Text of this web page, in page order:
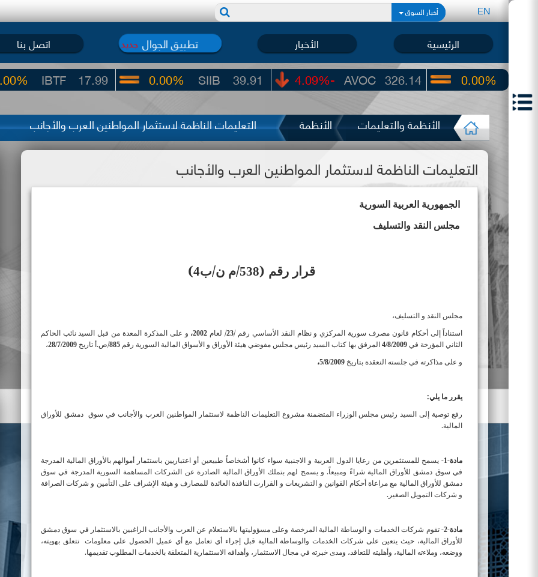
EN أخبار السوق
الرئيسية الأخبار تطبيق الجوال جديد اتصل بنا
17.99 39.91
SIIB
0.00% 326.14
AVOC
-4.09% 22.65
UIC
0.00%
الأنظمة والتعليمات الأنظمة التعليمات الناظمة لاستثمار المواطنين العرب والأجانب
التعليمات الناظمة لاستثمار المواطنين العرب والأجانب
الجمهورية العربية السورية
مجلس النقد والتسليف
قرار رقم (538/م ن/ب4
)
مجلس النقد و التسليف،
استناداً إلى أحكام قانون مصرف سورية المركزي و نظام النقد الأساسي رقم /23/ لعام 2002، و على المذكرة المعدة من قبل السيد نائب الحاكم
الثاني المؤرخة في 4/8/2009المرفق بها كتاب السيد رئيس مجلس مفوضي هيئة الأوراق و الأسواق المالية السورية رقم 885/ص.أ تاريخ 28/7/2009،
و على مذاكرته في جلسته النعقدة بتاريخ 5/8/2009،
يقرر ما يلي:
رفع توصية إلى السيد رئيس مجلس الوزراء المتضمنة مشروع التعليمات الناظمة لاستثمار المواطنين العرب والأجانب في سوق دمشق للأوراق
المالية.
مادة-1
-يسمح للمستثمرين من رعايا الدول العربية و الاجنبية سواء كانوا أشخاصاً طبيعين أو اعتباريين باستثمار أموالهم بالأوراق المالية المدرجة
في سوق دمشق للأوراق المالية شراءً ومبيعاً. و يسمح لهم بتملك الأوراق المالية الصادرة عن الشركات المساهمة السورية المدرجة في سوق
دمشق للأوراق المالية مع مراعاة أحكام القوانين و التشريعات و القرارت النافذة العائدة للمصارف و هيئة الإشراف على التأمين و شركات الصرافة
و شركات التمويل الصغير.
مادة-2
-تقوم شركات الخدمات و الوساطة المالية المرخصة وعلى مسؤوليتها بالاستعلام عن العرب والأجانب الراغبين بالاستثمار في سوق دمشق
للأوراق المالية، حيث يتعين على شركات الخدمات والوساطة المالية قبل إجراء أي تعامل مع أي عميل الحصول على معلومات تتعلق بهويته،
ووضعه، وملاءته المالية، وأهليته للتعاقد، ومدى خبرته في مجال الاستثمار، وأهدافه الاستثمارية المتعلقة بالخدمات المطلوب تقديمها.